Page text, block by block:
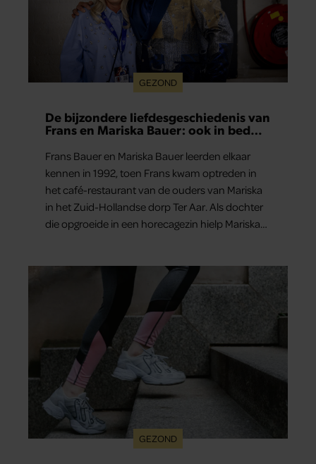
GEZOND
De bijzondere liefdesgeschiedenis van
Frans en Mariska Bauer: ook in bed
Frans Bauer en Mariska Bauer leerden elkaar
kennen in 1992, toen Frans kwam optreden in
het café-restaurant van de ouders van Mariska
in het Zuid-Hollandse dorp Ter Aar. Als dochter
die opgroeide in een horecagezin hielp Mariska
GEZOND